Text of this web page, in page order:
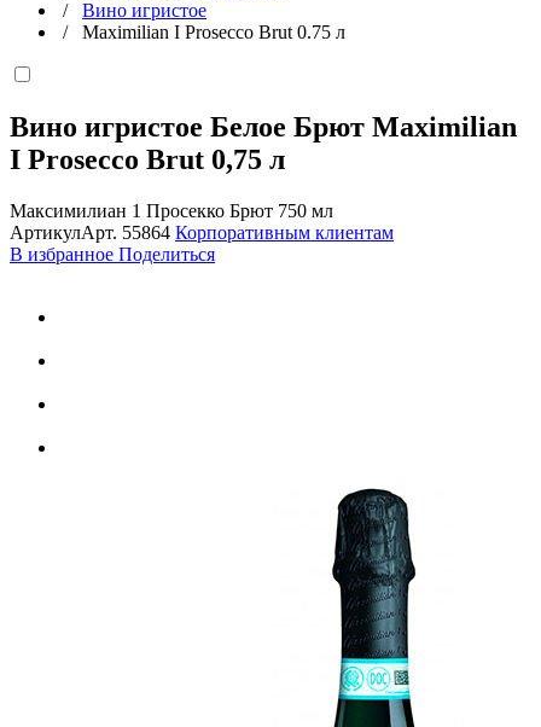
/ Вино игристое
/ Maximilian I Prosecco Brut 0.75 л
Вино игристое Белое Брют Maximilian
I Prosecco Brut 0,75 л
Максимилиан 1 Просекко Брют 750 мл
АртикулАрт. 55864 Корпоративным клиентам
В избранное Поделиться